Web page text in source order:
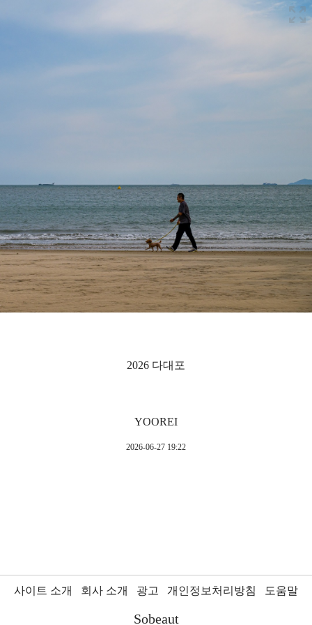
2026 다대포
YOOREI
2026-06-27 19:22
사이트 소개 회사 소개 광고 개인정보처리방침 도움말
Sobeaut